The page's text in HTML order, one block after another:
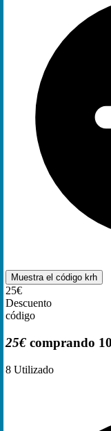
Muestra el código krh
25€
Descuento
código
25€ comprando
8 Utilizado